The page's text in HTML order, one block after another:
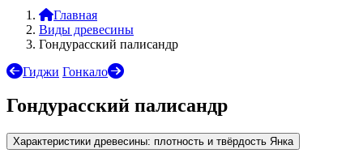
Главная
Виды древесины
Гондурасский палисандр
Гиджи Гонкало
Гондурасский палисандр
Характеристики древесины: плотность и твёрдость Янка